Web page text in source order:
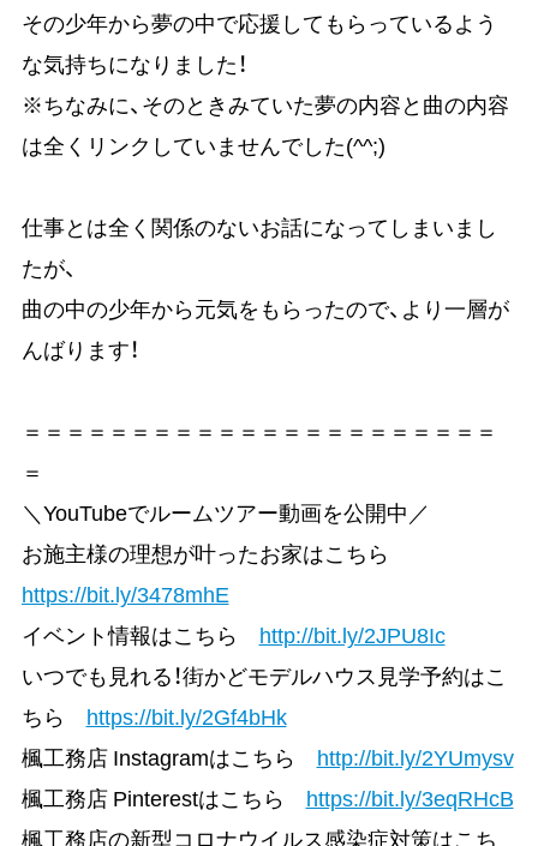
その少年から夢の中で応援してもらっているよう
な気持ちになりました！
※ちなみに、そのときみていた夢の内容と曲の内容
は全くリンクしていませんでした(^^;)
仕事とは全く関係のないお話になってしまいまし
たが、
曲の中の少年から元気をもらったので、より一層が
んばります！
＝＝＝＝＝＝＝＝＝＝＝＝＝＝＝＝＝＝＝＝＝＝
＝
＼YouTubeでルームツアー動画を公開中／
お施主様の理想が叶ったお家はこちら
https://bit.ly/3478mhE
イベント情報はこちら http://bit.ly/2JPU8Ic
いつでも見れる！街かどモデルハウス見学予約はこ
ちら https://bit.ly/2Gf4bHk
楓工務店 Instagramはこちら http://bit.ly/2YUmysv
楓工務店 Pinterestはこちら https://bit.ly/3eqRHcB
楓工務店の新型コロナウイルス感染症対策はこち